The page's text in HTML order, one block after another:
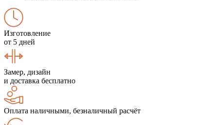
Изготовление
от 5 дней
Замер, дизайн
и доставка бесплатно
Оплата наличными, безналичный расчёт